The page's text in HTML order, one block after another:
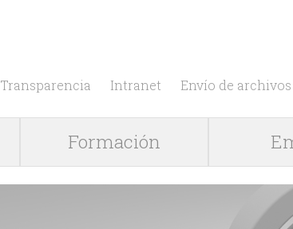
Transparencia Intranet Envío de archivos
Formación